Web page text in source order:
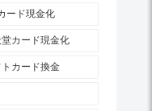
ード現金化
カード現金化
カード換金